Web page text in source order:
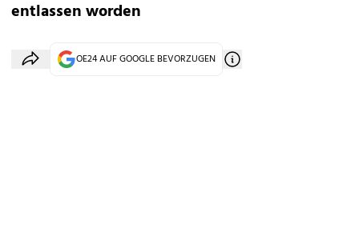
entlassen worden
OE24 AUF GOOGLE BEVORZUGEN